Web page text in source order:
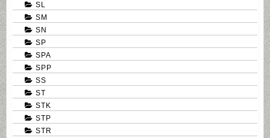
SL
SM
SN
SP
SPA
SPP
SS
ST
STK
STP
STR